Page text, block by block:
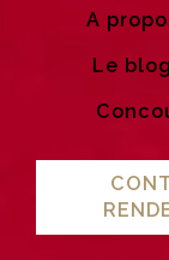
A
Le